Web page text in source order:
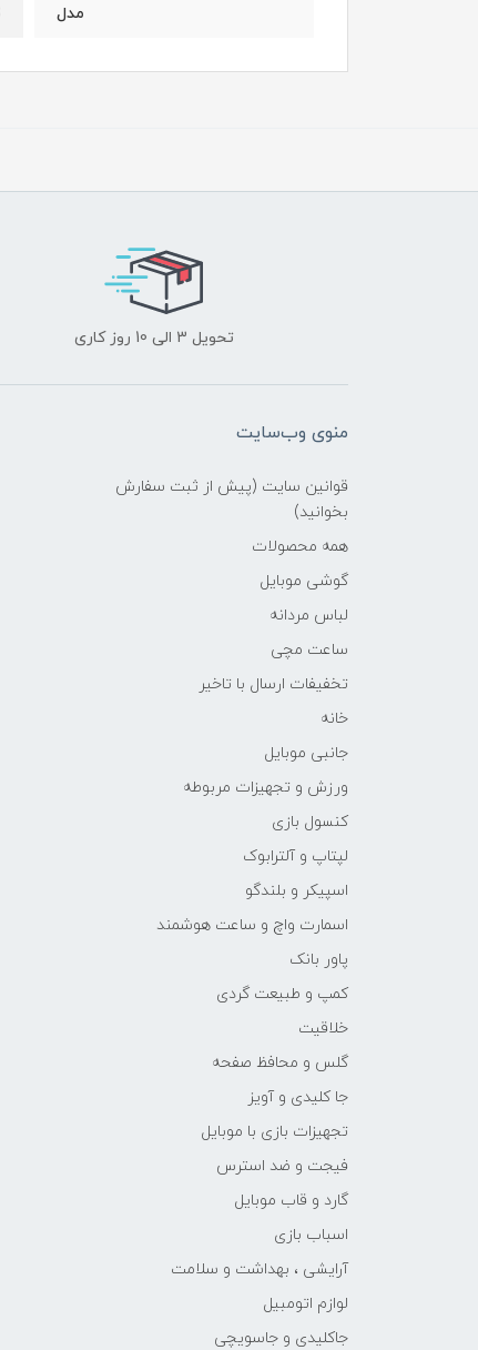
مدل
تحویل 3 الی 10 روز کاری
منوی وب‌سایت
قوانین سایت (پیش از ثبت سفارش
بخوانید)
همه محصولات
گوشی موبایل
لباس مردانه
ساعت مچی
تخفیفات ارسال با تاخیر
خانه
جانبی موبایل
ورزش و تجهیزات مربوطه
کنسول بازی
لپتاپ و آلترابوک
اسپیکر و بلندگو
اسمارت واچ و ساعت هوشمند
پاور بانک
کمپ و طبیعت گردی
خلاقیت
گلس و محافظ صفحه
جا کلیدی و آویز
تجهیزات بازی با موبایل
فیجت و ضد استرس
گارد و قاب موبایل
اسباب بازی
آرایشی ، بهداشت و سلامت
لوازم اتومبیل
جاکلیدی و جاسویچی